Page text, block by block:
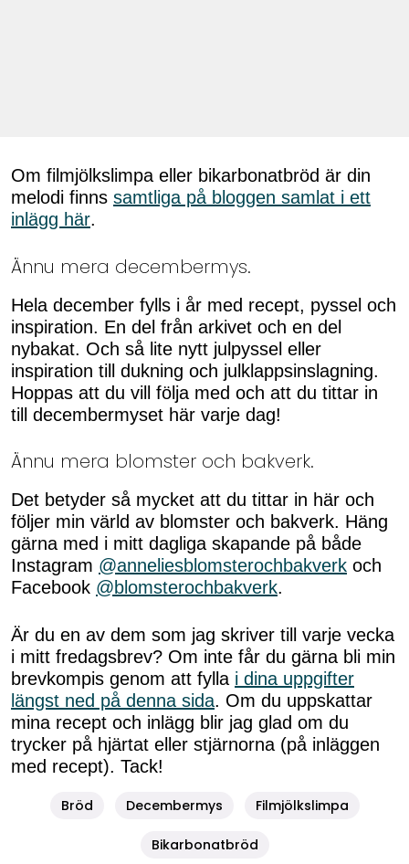
Om filmjölkslimpa eller bikarbonatbröd är din
melodi finns samtliga på bloggen samlat i ett
inlägg här.
Ännu mera decembermys.
Hela december fylls i år med recept, pyssel och
inspiration. En del från arkivet och en del
nybakat. Och så lite nytt julpyssel eller
inspiration till dukning och julklappsinslagning.
Hoppas att du vill följa med och att du tittar in
till decembermyset här varje dag!
Ännu mera blomster och bakverk.
Det betyder så mycket att du tittar in här och
följer min värld av blomster och bakverk. Häng
gärna med i mitt dagliga skapande på både
Instagram @anneliesblomsterochbakverk och
Facebook @blomsterochbakverk.
Är du en av dem som jag skriver till varje vecka
i mitt fredagsbrev? Om inte får du gärna bli min
brevkompis genom att fylla i dina uppgifter
längst ned på denna sida. Om du uppskattar
mina recept och inlägg blir jag glad om du
trycker på hjärtat eller stjärnorna (på inläggen
med recept). Tack!
Bröd Decembermys Filmjölkslimpa
Bikarbonatbröd